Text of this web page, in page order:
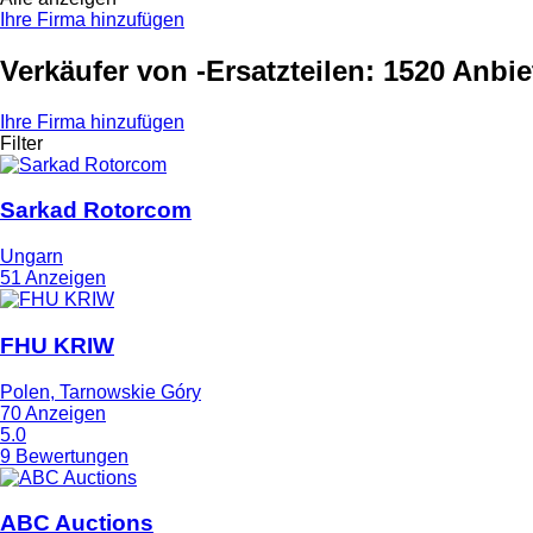
Ihre Firma hinzufügen
Verkäufer von -Ersatzteilen: 1520
Ihre Firma hinzufügen
Filter
Sarkad Rotorcom
Ungarn
51 Anzeigen
FHU KRIW
Polen, Tarnowskie Góry
70 Anzeigen
5.0
9 Bewertungen
ABC Auctions